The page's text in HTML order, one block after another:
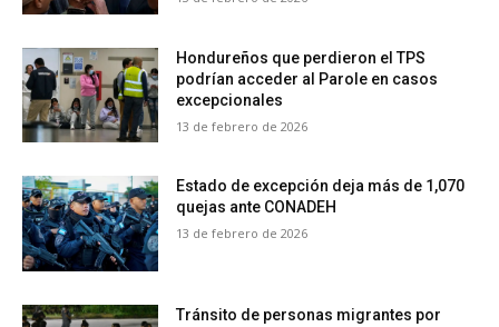
Hondureños que perdieron el TPS
podrían acceder al Parole en casos
excepcionales
13 de febrero de 2026
Estado de excepción deja más de 1,070
quejas ante CONADEH
13 de febrero de 2026
Tránsito de personas migrantes por